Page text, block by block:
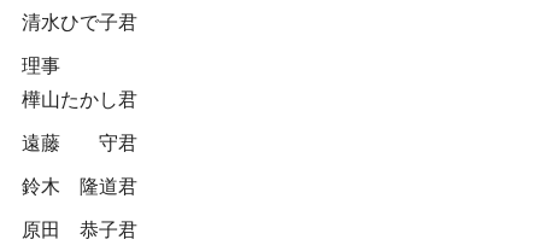
清水ひで子君
理事
樺山たかし君
遠藤 守君
鈴木 隆道君
原田 恭子君